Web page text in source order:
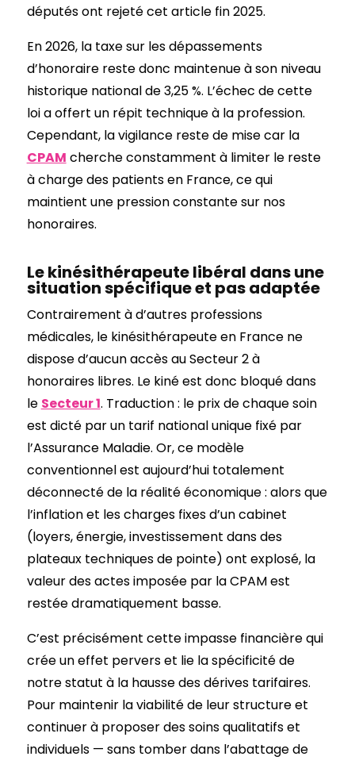
députés ont rejeté cet article fin 2025.
En 2026, la taxe sur les dépassements
d’honoraire reste donc maintenue à son niveau
historique national de 3,25 %. L’échec de cette
loi a offert un répit technique à la profession.
Cependant, la vigilance reste de mise car la
CPAM cherche constamment à limiter le reste
à charge des patients en France, ce qui
maintient une pression constante sur nos
honoraires.
Le kinésithérapeute libéral dans une
situation spécifique et pas adaptée
Contrairement à d’autres professions
médicales, le kinésithérapeute en France ne
dispose d’aucun accès au Secteur 2 à
honoraires libres. Le kiné est donc bloqué dans
le Secteur 1. Traduction : le prix de chaque soin
est dicté par un tarif national unique fixé par
l’Assurance Maladie. Or, ce modèle
conventionnel est aujourd’hui totalement
déconnecté de la réalité économique : alors que
l’inflation et les charges fixes d’un cabinet
(loyers, énergie, investissement dans des
plateaux techniques de pointe) ont explosé, la
valeur des actes imposée par la CPAM est
restée dramatiquement basse.
C’est précisément cette impasse financière qui
crée un effet pervers et lie la spécificité de
notre statut à la hausse des dérives tarifaires.
Pour maintenir la viabilité de leur structure et
continuer à proposer des soins qualitatifs et
individuels — sans tomber dans l’abattage de